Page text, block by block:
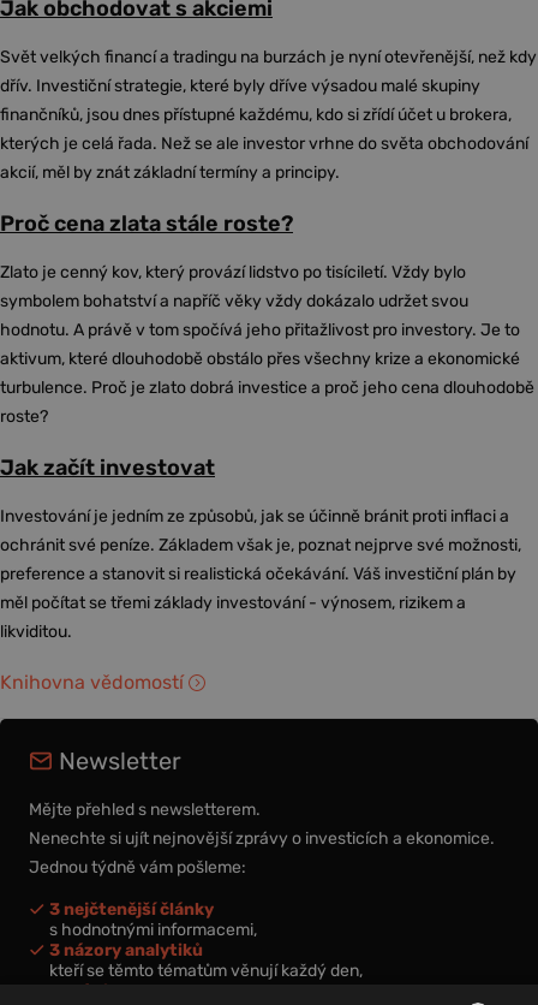
Jak obchodovat s akciemi
Svět velkých financí a tradingu na burzách je nyní otevřenější, než kdy
dřív. Investiční strategie, které byly dříve výsadou malé skupiny
finančníků, jsou dnes přístupné každému, kdo si zřídí účet u brokera,
kterých je celá řada. Než se ale investor vrhne do světa obchodování
akcií, měl by znát základní termíny a principy.
Proč cena zlata stále roste?
Zlato je cenný kov, který provází lidstvo po tisíciletí. Vždy bylo
symbolem bohatství a napříč věky vždy dokázalo udržet svou
hodnotu. A právě v tom spočívá jeho přitažlivost pro investory. Je to
aktivum, které dlouhodobě obstálo přes všechny krize a ekonomické
turbulence. Proč je zlato dobrá investice a proč jeho cena dlouhodobě
roste?
Jak začít investovat
Investování je jedním ze způsobů, jak se účinně bránit proti inflaci a
ochránit své peníze. Základem však je, poznat nejprve své možnosti,
preference a stanovit si realistická očekávání. Váš investiční plán by
měl počítat se třemi základy investování - výnosem, rizikem a
likviditou.
Knihovna vědomostí
Newsletter
Mějte přehled s newsletterem.
Nenechte si ujít nejnovější zprávy o investicích a ekonomice.
Jednou týdně vám pošleme:
3 nejčtenější články
s hodnotnými informacemi,
3 názory analytiků
kteří se těmto tématům věnují každý den,
nová videa a podcasty